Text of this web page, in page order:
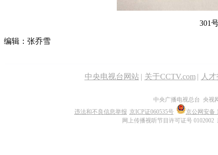
301
编辑：张乔雪
中央电视台网站 | 关于CCTV.com | 人
中央广播电视总台 央视
违法和不良信息举报 京ICP证060535号
京公网安备
网上传播视听节目许可证号 0102002